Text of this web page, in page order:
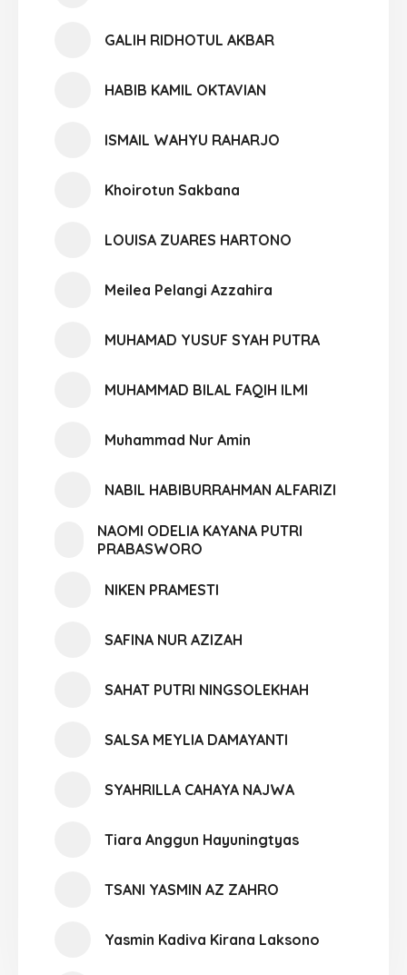
GALIH RIDHOTUL AKBAR
HABIB KAMIL OKTAVIAN
ISMAIL WAHYU RAHARJO
Khoirotun Sakbana
LOUISA ZUARES HARTONO
Meilea Pelangi Azzahira
MUHAMAD YUSUF SYAH PUTRA
MUHAMMAD BILAL FAQIH ILMI
Muhammad Nur Amin
NABIL HABIBURRAHMAN ALFARIZI
NAOMI ODELIA KAYANA PUTRI
PRABASWORO
NIKEN PRAMESTI
SAFINA NUR AZIZAH
SAHAT PUTRI NINGSOLEKHAH
SALSA MEYLIA DAMAYANTI
SYAHRILLA CAHAYA NAJWA
Tiara Anggun Hayuningtyas
TSANI YASMIN AZ ZAHRO
Yasmin Kadiva Kirana Laksono